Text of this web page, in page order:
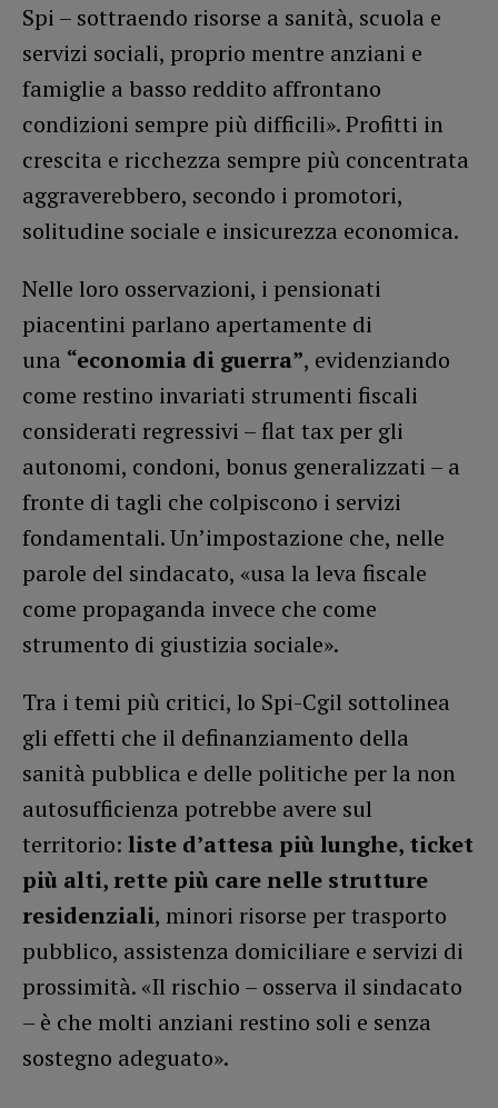
Spi – sottraendo risorse a sanità, scuola e
servizi sociali, proprio mentre anziani e
famiglie a basso reddito affrontano
condizioni sempre più difficili». Profitti in
crescita e ricchezza sempre più concentrata
aggraverebbero, secondo i promotori,
solitudine sociale e insicurezza economica.
Nelle loro osservazioni, i pensionati
piacentini parlano apertamente di
una “economia di guerra”, evidenziando
come restino invariati strumenti fiscali
considerati regressivi – flat tax per gli
autonomi, condoni, bonus generalizzati – a
fronte di tagli che colpiscono i servizi
fondamentali. Un’impostazione che, nelle
parole del sindacato, «usa la leva fiscale
come propaganda invece che come
strumento di giustizia sociale».
Tra i temi più critici, lo Spi-Cgil sottolinea
gli effetti che il definanziamento della
sanità pubblica e delle politiche per la non
autosufficienza potrebbe avere sul
territorio: liste d’attesa più lunghe, ticket
più alti, rette più care nelle strutture
residenziali, minori risorse per trasporto
pubblico, assistenza domiciliare e servizi di
prossimità. «Il rischio – osserva il sindacato
– è che molti anziani restino soli e senza
sostegno adeguato».